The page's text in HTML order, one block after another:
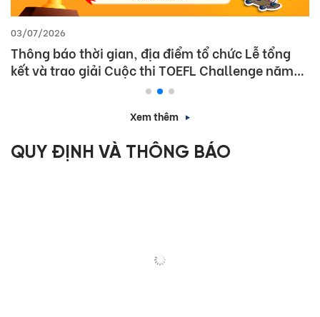
03/07/2026
Thông báo thời gian, địa điểm tổ chức Lễ tổng
kết và trao giải Cuộc thi TOEFL Challenge năm
Xem thêm
QUY ĐỊNH VÀ THÔNG BÁO